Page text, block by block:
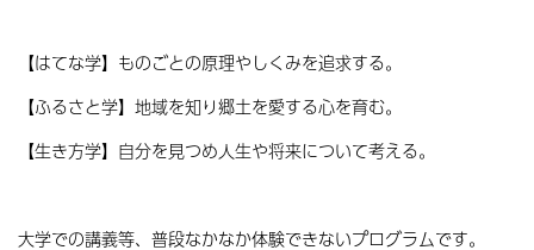
【はてな学】ものごとの原理やしくみを追求する。
【ふるさと学】地域を知り郷土を愛する心を育む。
【生き方学】自分を見つめ人生や将来について考える。
大学での講義等、普段なかなか体験できないプログラムです。